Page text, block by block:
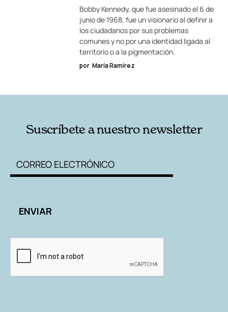
Bobby Kennedy, que fue asesinado el 6 de
junio de 1968, fue un visionario al definir a
los ciudadanos por sus problemas
comunes y no por una identidad ligada al
territorio o a la pigmentación.
por María Ramírez
Suscríbete a nuestro newsletter